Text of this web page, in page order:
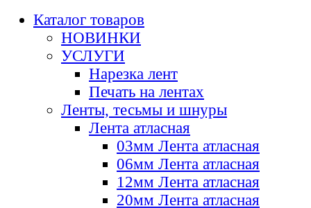
Каталог товаров
НОВИНКИ
УСЛУГИ
Нарезка лент
Печать на лентах
Ленты, тесьмы и шнуры
Лента атласная
03мм Лента атласная
06мм Лента атласная
12мм Лента атласная
20мм Лента атласная